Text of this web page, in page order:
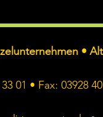
•
01 • Fax: 03928